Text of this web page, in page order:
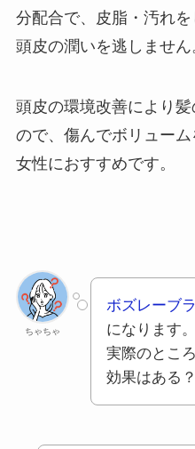
分配合で、皮脂・汚れ
頭皮の潤いを逃しません
頭皮の環境改善により
ので、傷んでボリュー
女性におすすめです。
ちゃちゃ
ボズレーブ
になります。
実際のとこ
効果はある？